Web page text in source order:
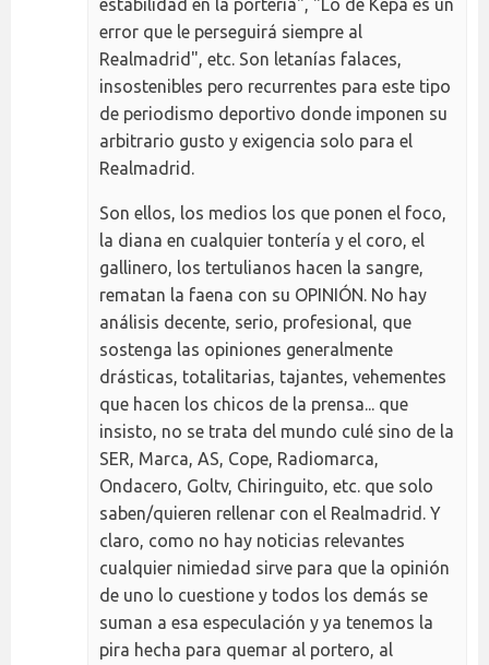
estabilidad en la portería", "Lo de Kepa es un
error que le perseguirá siempre al
Realmadrid", etc. Son letanías falaces,
insostenibles pero recurrentes para este tipo
de periodismo deportivo donde imponen su
arbitrario gusto y exigencia solo para el
Realmadrid.
Son ellos, los medios los que ponen el foco,
la diana en cualquier tontería y el coro, el
gallinero, los tertulianos hacen la sangre,
rematan la faena con su OPINIÓN. No hay
análisis decente, serio, profesional, que
sostenga las opiniones generalmente
drásticas, totalitarias, tajantes, vehementes
que hacen los chicos de la prensa... que
insisto, no se trata del mundo culé sino de la
SER, Marca, AS, Cope, Radiomarca,
Ondacero, Goltv, Chiringuito, etc. que solo
saben/quieren rellenar con el Realmadrid. Y
claro, como no hay noticias relevantes
cualquier nimiedad sirve para que la opinión
de uno lo cuestione y todos los demás se
suman a esa especulación y ya tenemos la
pira hecha para quemar al portero, al